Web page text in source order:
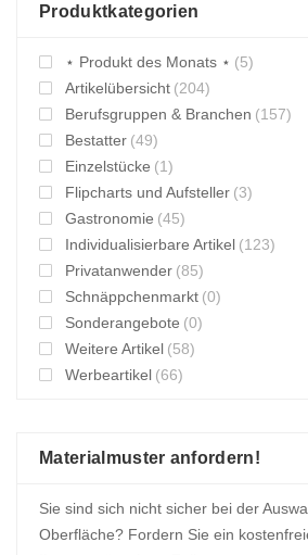
Produktkategorien
⋆ Produkt des Monats ⋆ (5)
Artikelübersicht (204)
Berufsgruppen & Branchen (157)
Bestatter (49)
Einzelstücke (1)
Flipcharts und Aufsteller (3)
Gastronomie (45)
Individualisierbare Artikel (123)
Privatanwender (85)
Schnäppchenmarkt (0)
Sonderangebote (0)
Weitere Artikel (58)
Werbeartikel (66)
Materialmuster anfordern!
Sie sind sich nicht sicher bei der
Oberfläche? Fordern Sie ein